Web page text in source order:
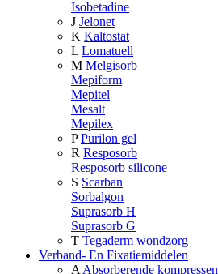
Isobetadine
J Jelonet
K Kaltostat
L Lomatuell
M Melgisorb
Mepiform
Mepitel
Mesalt
Mepilex
P Purilon gel
R Resposorb
Resposorb silicone
S Scarban
Sorbalgon
Suprasorb H
Suprasorb G
T Tegaderm wondzorg
Verband- En Fixatiemiddelen
A Absorberende kompressen